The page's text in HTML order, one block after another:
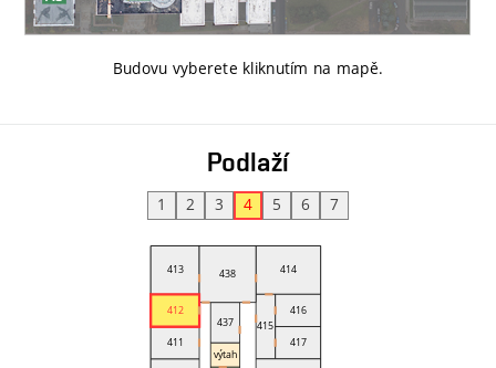
Budovu vyberete kliknutím na mapě.
Podlaží
1 2 3 4 5 6 7